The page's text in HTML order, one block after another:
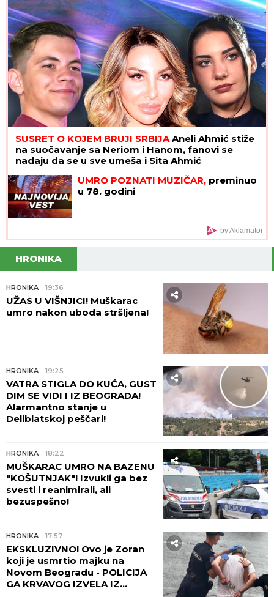
SUSRET O KOJEM BRUJI SRBIJAAneli Ahmić stiže
na suočavanje sa Neriom i Hanom, fanovi se
nadaju da se u sve umeša i Sita Ahmić
UMRO POZNATI MUZIČAR, preminuo
u 78. godini
by Aklamator
HRONIKA
HRONIKA 19:36
UŽAS U VIŠNJICI! Muškarac
umro nakon uboda stršljena!
HRONIKA 19:25
VATRA STIGLA DO KUĆA, GUST
DIM SE VIDI I IZ BEOGRADA!
Alarmantno stanje u
Deliblatskoj peščari!
HRONIKA 18:22
MUŠKARAC UMRO NA BAZENU
"KOŠUTNJAK"! Izvukli ga bez
svesti i reanimirali, ali
bezuspešno!
HRONIKA 17:57
EKSKLUZIVNO! Ovo je Zoran
koji je usmrtio majku na
Novom Beogradu - POLICIJA
GA KRVAVOG IZVELA IZ